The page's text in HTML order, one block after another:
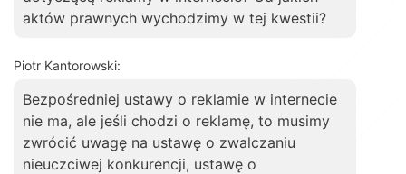
aktów prawnych wychodzimy w tej kwestii?
Piotr Kantorowski:
Bezpośredniej ustawy o reklamie w internecie
nie ma, ale jeśli chodzi o reklamę, to musimy
zwrócić uwagę na ustawę o zwalczaniu
nieuczciwej konkurencji, ustawę o